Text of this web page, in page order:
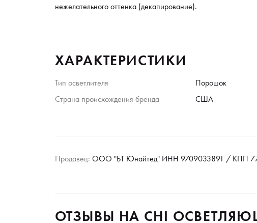
нежелательного оттенка (декапирование).
ХАРАКТЕРИСТИКИ
Тип осветлителя Порошок
Страна происхождения бренда
США
Продавец: ООО "БТ Юнайтед" ИНН 9709033891 / КПП
ОТЗЫВЫ НА CHI